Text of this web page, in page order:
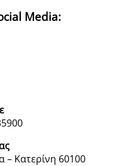
Media:
– Κατερίνη 60100